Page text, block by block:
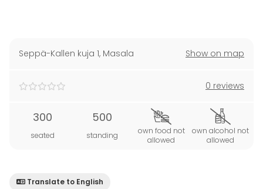
Seppä-Kallen kuja 1, Masala Show on map
0 reviews
300
seated
500
standing
own food not
allowed
own alcohol not
allowed
Translate to English